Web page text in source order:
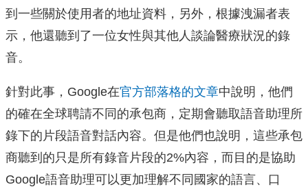
到一些關於使用者的地址資料，另外，根據洩漏者表
示，他還聽到了一位女性與其他人談論醫療狀況的錄
音。
針對此事，Google在官方部落格的文章中說明，他們
的確在全球聘請不同的承包商，定期會聽取語音助理所
錄下的片段語音對話內容。但是他們也說明，這些承包
商聽到的只是所有錄音片段的2%內容，而目的是協助
Google語音助理可以更加理解不同國家的語言、口